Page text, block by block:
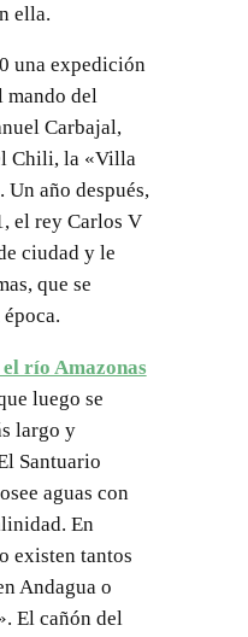
ella.
una expedición
mando del
Carbajal,
Chili, la «Villa
Un año después,
el rey Carlos V
ciudad y le
que se
río Amazonas
luego se
largo y
Santuario
aguas con
En
existen tantos
Andagua o
El cañón del